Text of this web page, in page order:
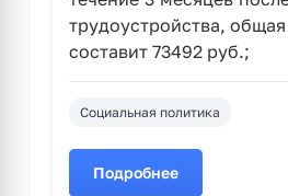
трудоустройства,
составит 73492 руб.;
Социальная политика
Подробнее
о